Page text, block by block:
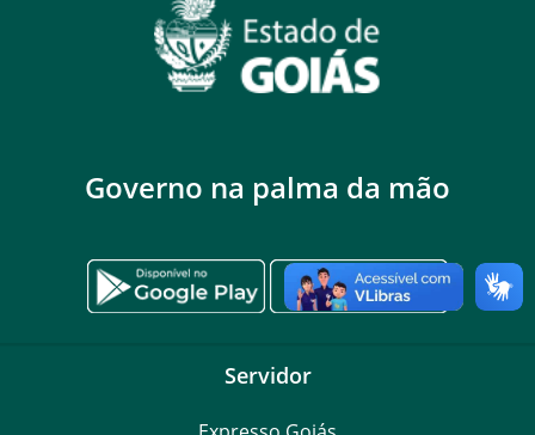
Governo na palma da mão
Servidor